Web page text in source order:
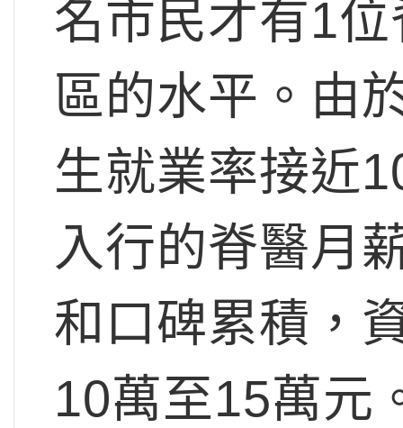
名市民才有1
區的水平。由
生就業率接近
入行的脊醫月
和口碑累積，
10萬至15萬元